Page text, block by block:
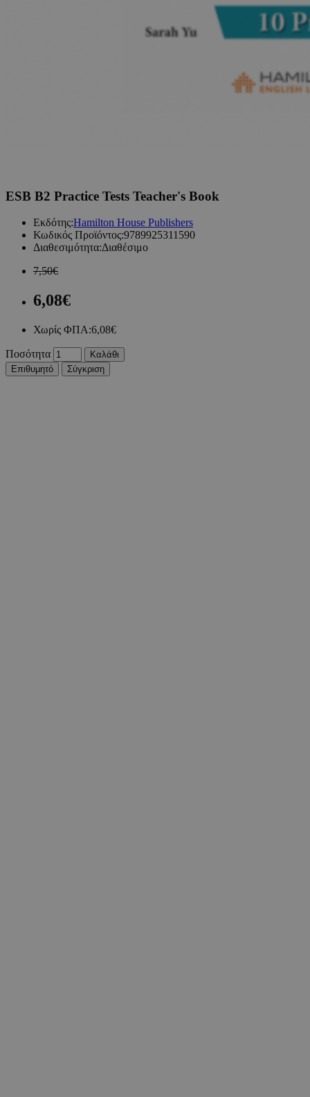
ESB B2 Practice Tests Teacher's Book
Εκδότης:Hamilton House Publishers
Κωδικός Προϊόντος:9789925311590
Διαθεσιμότητα:Διαθέσιμο
7,50€
6,08€
Χωρίς ΦΠΑ:6,08€
Ποσότητα
Καλάθι
Επιθυμητό
Σύγκριση